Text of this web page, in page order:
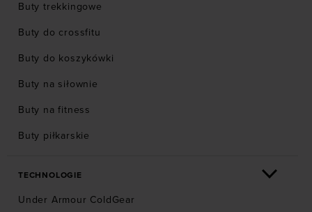
Buty trekkingowe
Buty do crossfitu
Buty do koszykówki
Buty na siłownie
Buty na fitness
Buty piłkarskie
TECHNOLOGIE
Under Armour ColdGear